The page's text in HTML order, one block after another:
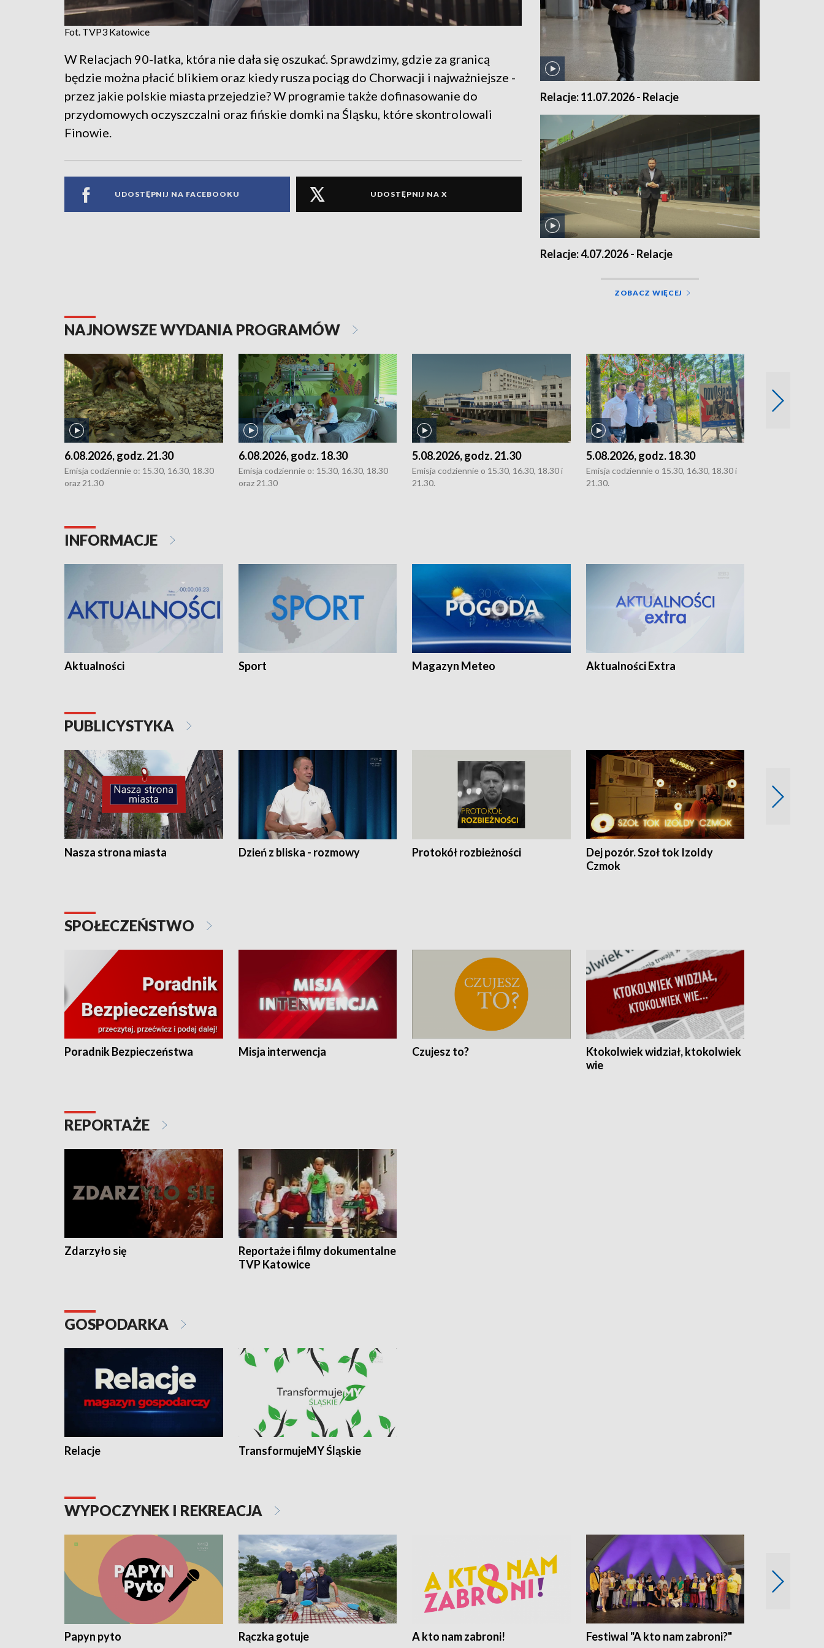
Fot. TVP3 Katowice
W Relacjach 90-latka, która nie dała się oszukać. Sprawdzimy, gdzie za granicą
będzie można płacić blikiem oraz kiedy rusza pociąg do Chorwacji i najważniejsze -
przez jakie polskie miasta przejedzie? W programie także dofinasowanie do
przydomowych oczyszczalni oraz fińskie domki na Śląsku, które skontrolowali
Finowie.
UDOSTĘPNIJ NA FACEBOOKU UDOSTĘPNIJ NA X
Relacje: 11.07.2026 - Relacje
Relacje: 4.07.2026 - Relacje
ZOBACZ WIĘCEJ
NAJNOWSZE WYDANIA PROGRAMÓW
6.08.2026, godz. 21.30
Emisja codziennie o: 15.30, 16.30, 18.30
oraz 21.30
6.08.2026, godz. 18.30
Emisja codziennie o: 15.30, 16.30, 18.30
oraz 21.30
5.08.2026, godz. 21.30
Emisja codziennie o 15.30, 16.30, 18.30 i
21.30.
5.08.2026, godz. 18.30
Emisja codziennie o 15.30, 16.30, 18.30 i
21.30.
INFORMACJE
Aktualności Sport Magazyn Meteo Aktualności Extra
PUBLICYSTYKA
Nasza strona miasta Dzień z bliska - rozmowy Protokół rozbieżności
Dej pozór. Szoł tok Izoldy
Czmok
SPOŁECZEŃSTWO
Poradnik Bezpieczeństwa Misja interwencja Czujesz to?
Ktokolwiek widział, ktokolwiek
wie
REPORTAŻE
Zdarzyło się
Reportaże i filmy dokumentalne
TVP Katowice
GOSPODARKA
Relacje TransformujeMY Śląskie
WYPOCZYNEK I REKREACJA
Papyn pyto Rączka gotuje A kto nam zabroni! Festiwal "A kto nam zabroni?"